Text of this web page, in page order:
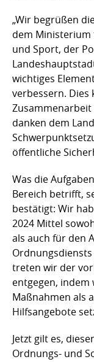
„Wir begrüßen
dem Ministerium
und Sport, der
wichtiges
verbessern. Dies
Zusammenarbeit
danken dem
öffentliche
Was die
Bereich betrifft,
bestätigt: Wir
2024 Mittel
als auch für den
treten wir der
entgegen,
Maßnahmen als
Hilfsangebote
Jetzt gilt es,
Ordnungs- und